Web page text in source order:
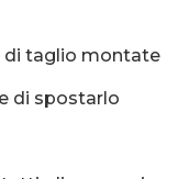
taglio montate
di spostarlo